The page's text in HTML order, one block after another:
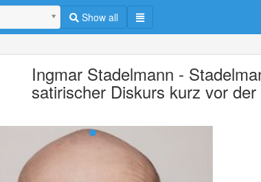
Show all
Ingmar Stadelmann -
satirischer Diskurs kurz vor